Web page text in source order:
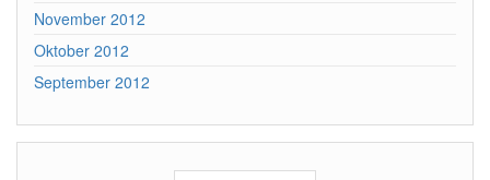
November 2012
Oktober 2012
September 2012